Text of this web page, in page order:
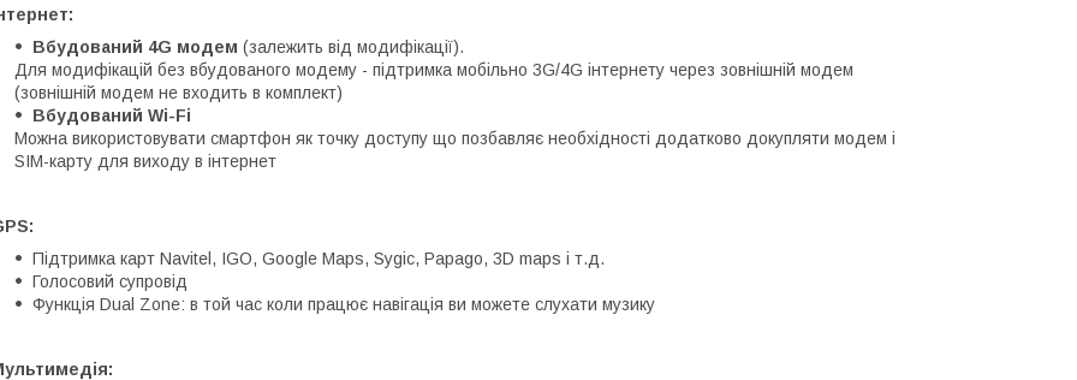
Вбудований 4G модем (залежить від модифікації).
Для модифікацій без вбудованого модему - підтримка мобільно 3G/4G інтернету через зовнішній модем
(зовнішній модем не входить в комплект)
Вбудований Wi-Fi
Можна використовувати смартфон як точку доступу що позбавляє необхідності додатково докупляти модем і
SIM-карту для виходу в інтернет
Підтримка карт Navitel, IGO, Google Maps, Sygic, Papago, 3D maps і т.д.
Голосовий супровід
Функція Dual Zone: в той час коли працює навігація ви можете слухати музику